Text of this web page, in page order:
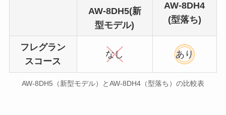
AW-8DH5(新
型モデル)
AW-8DH4
(型落ち)
フレグラン
スコース
なし あり
AW-8DH5（新型モデル）とAW-8DH4（型落ち）の比較表